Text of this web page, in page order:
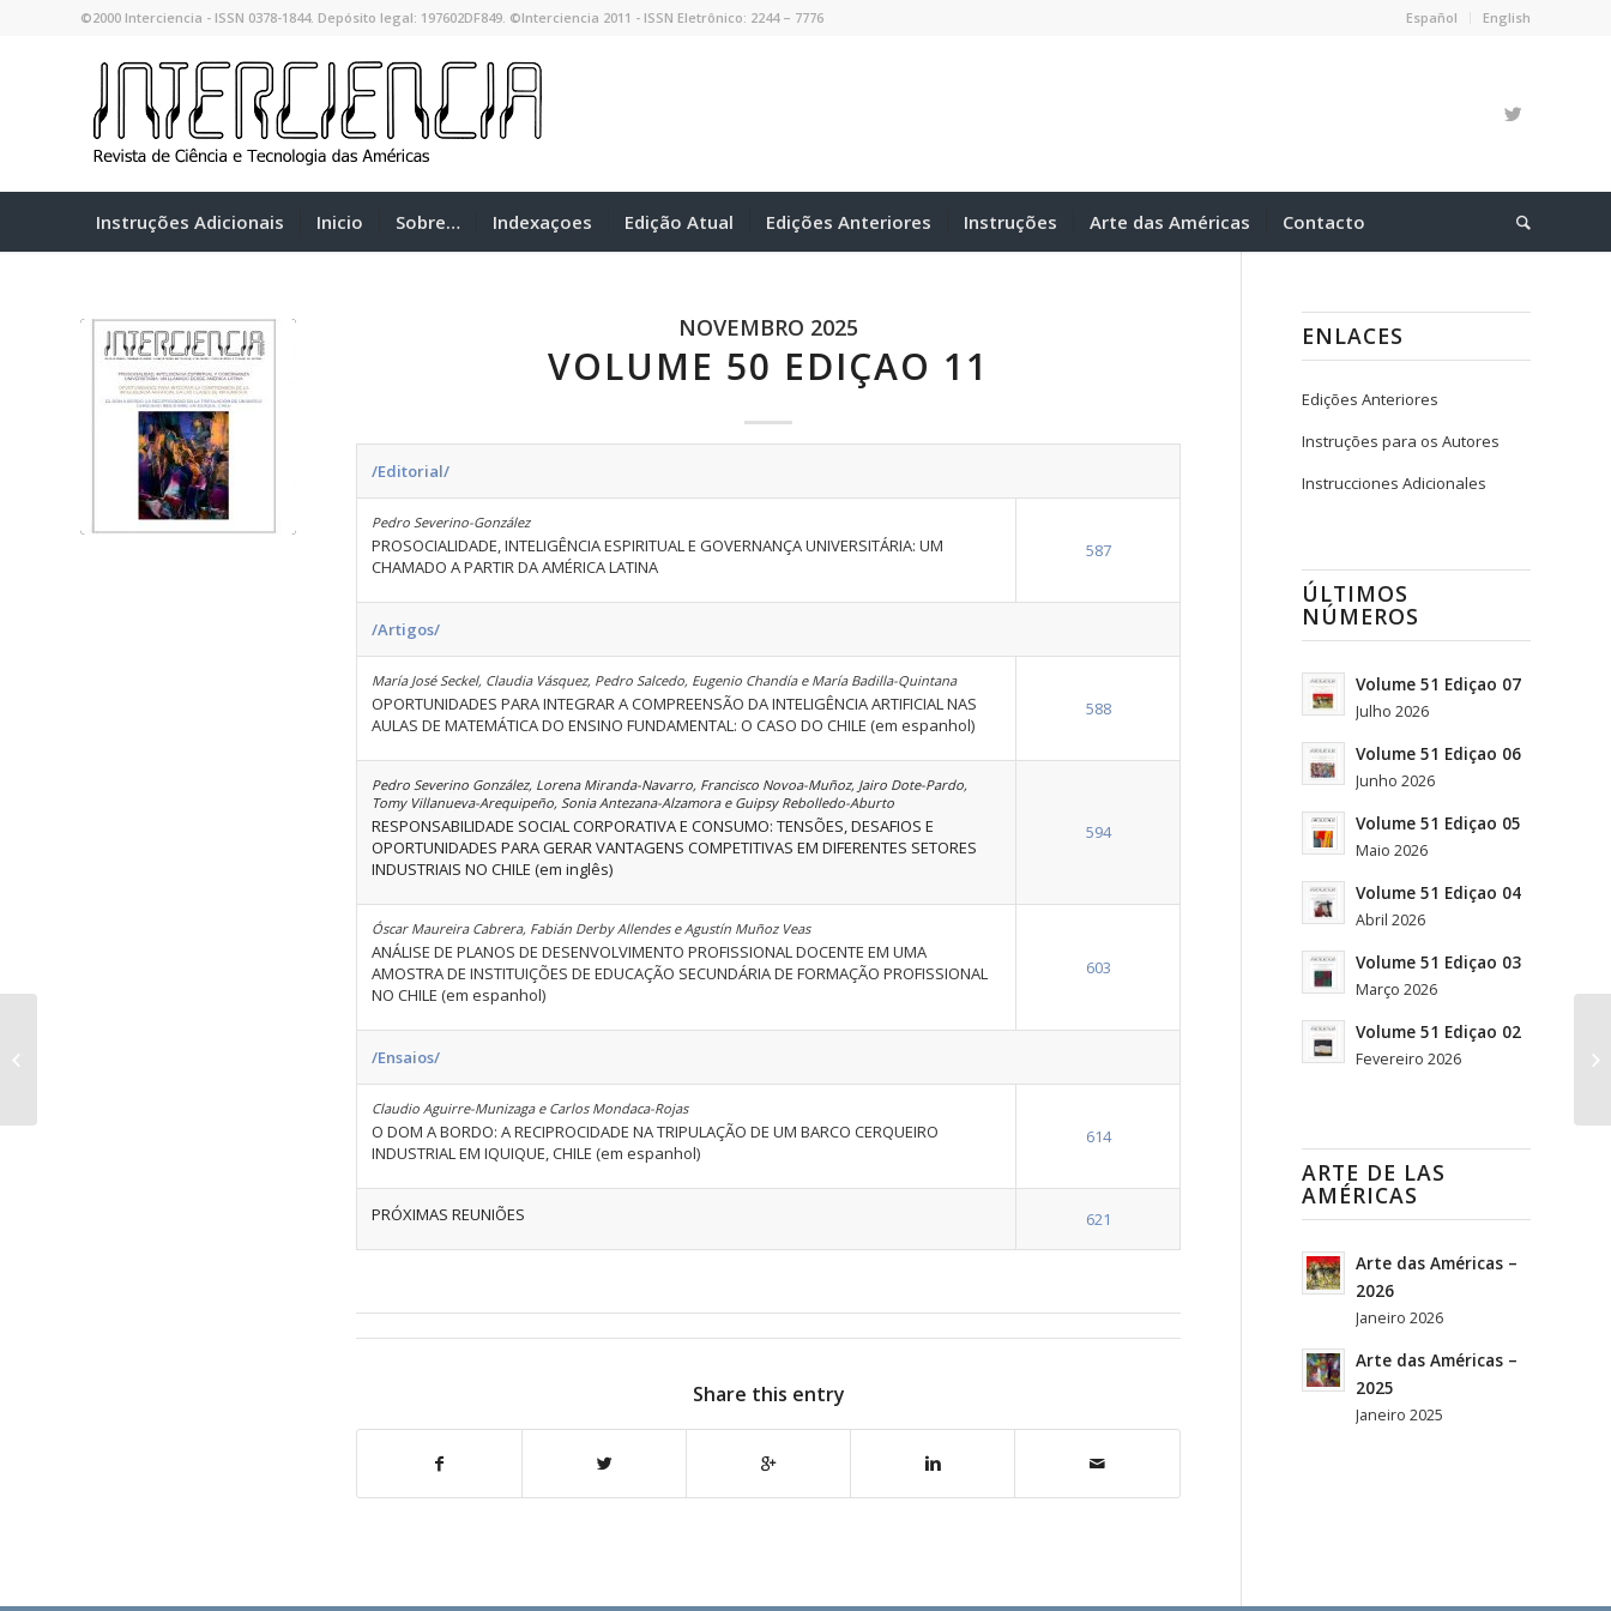
Español English
©2000 Interciencia - ISSN 0378-1844. Depósito legal: 197602DF849. ©Interciencia 2011 - ISSN Eletrônico: 2244 – 7776
Instruções Adicionais Inicio Sobre… Indexaçoes Edição Atual Edições Anteriores Instruções Arte das Américas Contacto
NOVEMBRO 2025
VOLUME 50 EDIÇAO 11
/Editorial/
Pedro Severino-González
PROSOCIALIDADE, INTELIGÊNCIA ESPIRITUAL E GOVERNANÇA UNIVERSITÁRIA: UM
CHAMADO A PARTIR DA AMÉRICA LATINA
587
/Artigos/
María José Seckel, Claudia Vásquez, Pedro Salcedo, Eugenio Chandía e María Badilla-Quintana
OPORTUNIDADES PARA INTEGRAR A COMPREENSÃO DA INTELIGÊNCIA ARTIFICIAL NAS
AULAS DE MATEMÁTICA DO ENSINO FUNDAMENTAL: O CASO DO CHILE (em espanhol)
588
Pedro Severino González, Lorena Miranda-Navarro, Francisco Novoa-Muñoz, Jairo Dote-Pardo,
Tomy Villanueva-Arequipeño, Sonia Antezana-Alzamora e Guipsy Rebolledo-Aburto
RESPONSABILIDADE SOCIAL CORPORATIVA E CONSUMO: TENSÕES, DESAFIOS E
OPORTUNIDADES PARA GERAR VANTAGENS COMPETITIVAS EM DIFERENTES SETORES
INDUSTRIAIS NO CHILE (em inglês)
594
Óscar Maureira Cabrera, Fabián Derby Allendes e Agustín Muñoz Veas
ANÁLISE DE PLANOS DE DESENVOLVIMENTO PROFISSIONAL DOCENTE EM UMA
AMOSTRA DE INSTITUIÇÕES DE EDUCAÇÃO SECUNDÁRIA DE FORMAÇÃO PROFISSIONAL
NO CHILE (em espanhol)
603
/Ensaios/
Claudio Aguirre-Munizaga e Carlos Mondaca-Rojas
O DOM A BORDO: A RECIPROCIDADE NA TRIPULAÇÃO DE UM BARCO CERQUEIRO
INDUSTRIAL EM IQUIQUE, CHILE (em espanhol)
614
PRÓXIMAS REUNIÕES 621
Share this entry
ENLACES
Edições Anteriores
Instruções para os Autores
Instrucciones Adicionales
ÚLTIMOS
NÚMEROS
Volume 51 Ediçao 07
Julho 2026
Volume 51 Ediçao 06
Junho 2026
Volume 51 Ediçao 05
Maio 2026
Volume 51 Ediçao 04
Abril 2026
Volume 51 Ediçao 03
Março 2026
Volume 51 Ediçao 02
Fevereiro 2026
ARTE DE LAS
AMÉRICAS
Arte das Américas –
2026
Janeiro 2026
Arte das Américas –
2025
Janeiro 2025